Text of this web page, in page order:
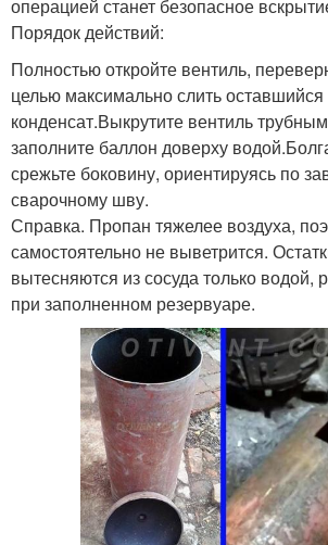
операцией станет безопасное
Порядок действий:
Полностью откройте вентиль,
целью максимально слить оставшийся
конденсат.Выкрутите вентиль
заполните баллон доверху
срежьте боковину, ориентируясь по
сварочному шву.
Справка. Пропан тяжелее воздуха,
самостоятельно не выветрится.
вытесняются из сосуда только водой,
при заполненном резервуаре.